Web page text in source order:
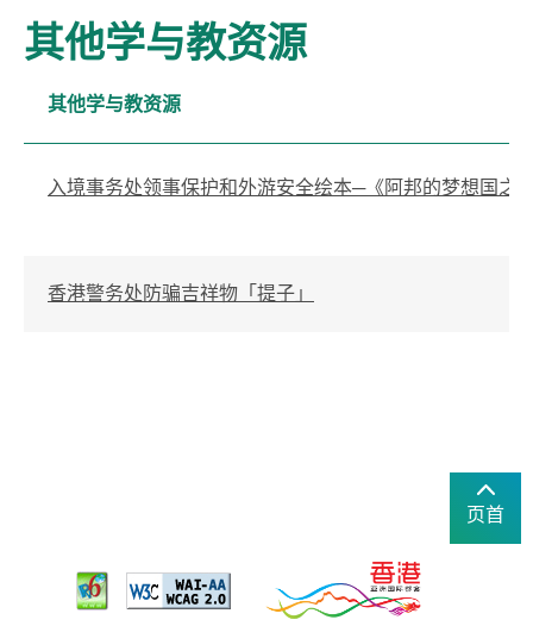
其他学与教资源
其他学与教资源
入境事务处领事保护和外游安全绘本─《阿邦的梦想国之
香港警务处防骗吉祥物「提子」
页首